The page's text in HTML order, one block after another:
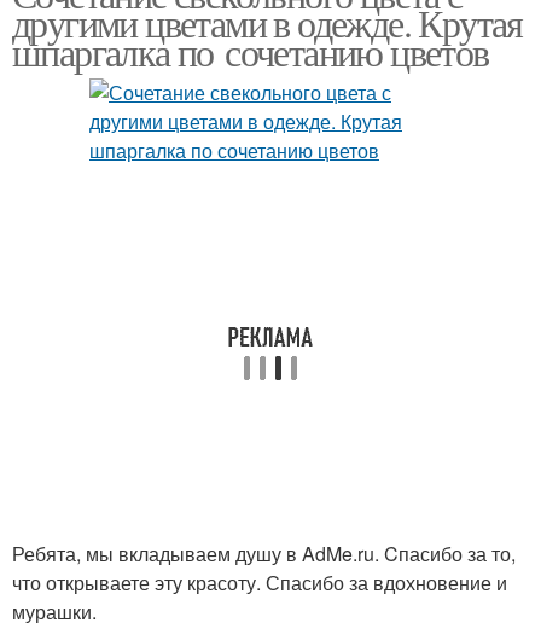
другими цветами в одежде. Крутая
шпаргалка по сочетанию цветов
Ребята, мы вкладываем душу в AdMe.ru. Cпасибо за то,
что открываете эту красоту. Спасибо за вдохновение и
мурашки.